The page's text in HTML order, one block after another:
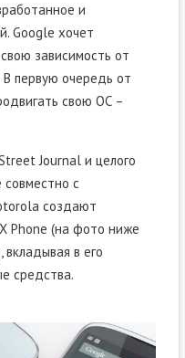
и
Google хочет
зависимость от
первую очередь от
свою ОС –
Journal и целого
совместно с
создают
Phone (на фото ниже
в его
средства.